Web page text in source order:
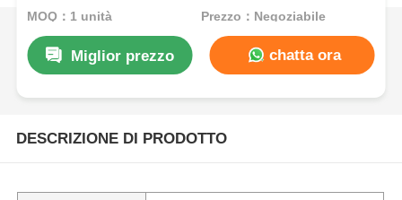
e peso di carico di 250 g
MOQ：1 unità Prezzo：Negoziabile
Miglior prezzo chatta ora
DESCRIZIONE DI PRODOTTO